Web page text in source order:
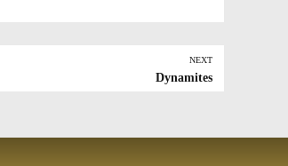
NEXT
Dynamites